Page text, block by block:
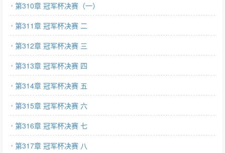
第310章 冠军杯决赛（一）
第311章 冠军杯决赛 二
第312章 冠军杯决赛 三
第313章 冠军杯决赛 四
第314章 冠军杯决赛 五
第315章 冠军杯决赛 六
第316章 冠军杯决赛 七
第317章 冠军杯决赛 八